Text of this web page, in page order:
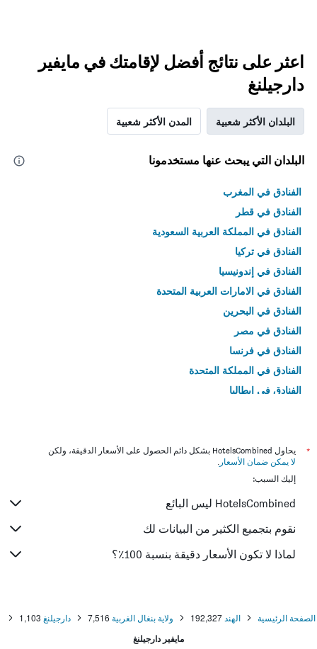
اعثر على نتائج أفضل لإقامتك في مايفير
دارجيلنغ
البلدان الأكثر شعبية المدن الأكثر شعبية
البلدان التي يبحث عنها مستخدمونا
الفنادق في المغرب
الفنادق في قطر
الفنادق في المملكة العربية السعودية
الفنادق في تركيا
الفنادق في إندونيسيا
الفنادق في الامارات العربية المتحدة
الفنادق في البحرين
الفنادق في مصر
الفنادق في فرنسا
الفنادق في المملكة المتحدة
الفنادق في إيطاليا
*
يحاول HotelsCombined بشكل دائم الحصول على الأسعار الدقيقة، ولكن
لا يمكن ضمان الأسعار .
إليك السبب:
HotelsCombined ليس البائع
نقوم بتجميع الكثير من البيانات لك
لماذا لا تكون الأسعار دقيقة بنسبة 100٪؟
الصفحة الرئيسية الهند 192,327 ولاية بنغال الغربية 7,516 دارجيلنغ 1,103
مايفير دارجيلنغ